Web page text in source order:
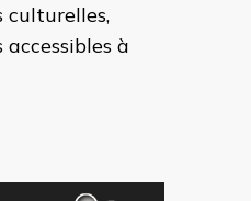
culturelles,
à